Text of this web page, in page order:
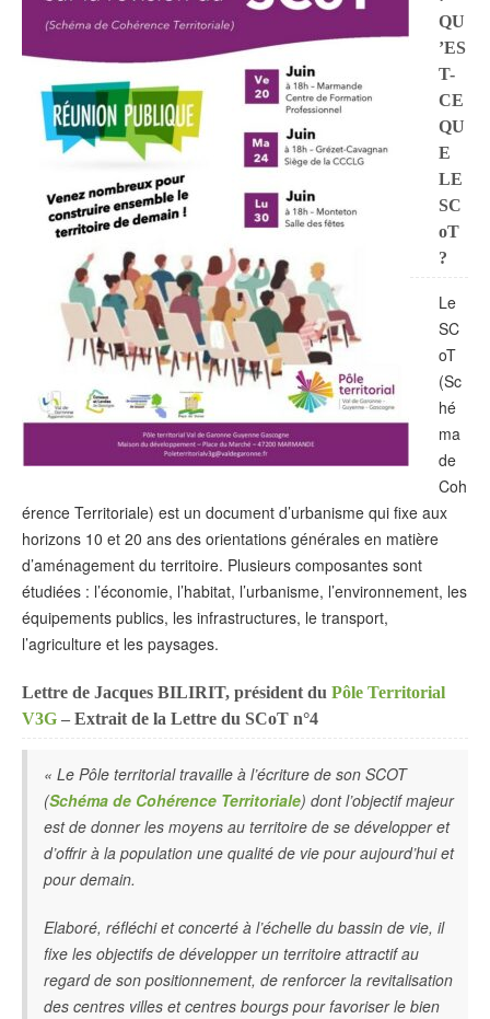
QU
’ES
T-
CE
QU
E
LE
SC
oT
?
Le
SC
oT
(Sc
hé
ma
de
Coh
érence Territoriale) est un document d’urbanisme qui fixe aux
horizons 10 et 20 ans des orientations générales en matière
d’aménagement du territoire. Plusieurs composantes sont
étudiées : l’économie, l’habitat, l’urbanisme, l’environnement, les
équipements publics, les infrastructures, le transport,
l’agriculture et les paysages.
Lettre de Jacques BILIRIT, président du Pôle Territorial
V3G – Extrait de la Lettre du SCoT n°4
« Le Pôle territorial travaille à l’écriture de son SCOT
(Schéma de Cohérence Territoriale) dont l’objectif majeur
est de donner les moyens au territoire de se développer et
d’offrir à la population une qualité de vie pour aujourd’hui et
pour demain.
Elaboré, réfléchi et concerté à l’échelle du bassin de vie, il
fixe les objectifs de développer un territoire attractif au
regard de son positionnement, de renforcer la revitalisation
des centres villes et centres bourgs pour favoriser le bien